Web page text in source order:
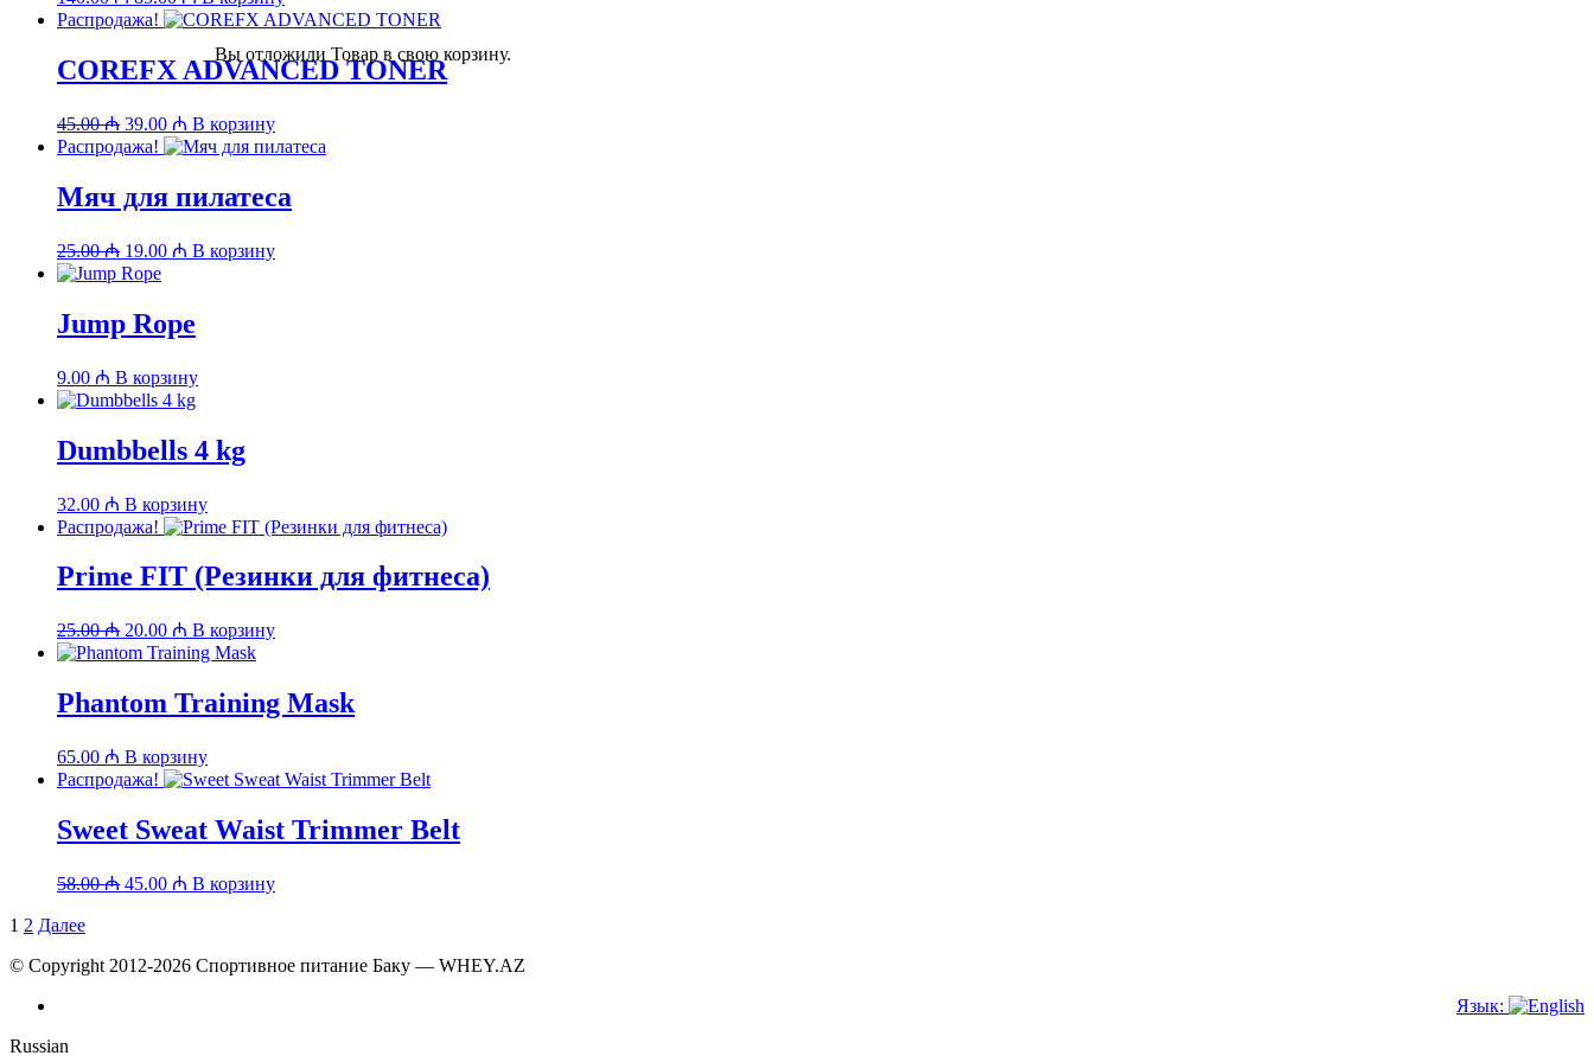
Вы отложили Товар в свою корзину.
цена
составляла
140.00 ₼.
цена:
Распродажа!
COREFX ADVANCED TONER
45.00₼ Первоначальная
цена
составляла
39.00 ₼ Текущая
цена:
В корзину
Распродажа!
Мяч для пилатеса
25.00₼ Первоначальная
цена
составляла
25.00 ₼.
19.00 ₼ Текущая
цена:
В корзину
Jump Rope
9.00 ₼ В корзину
Dumbbells 4 kg
32.00 ₼ В корзину
Распродажа!
Prime FIT (Резинки для фитнеса)
25.00₼ Первоначальная
цена
составляла
25.00 ₼.
20.00 ₼ Текущая
цена:
В корзину
Phantom Training Mask
65.00 ₼ В корзину
Распродажа!
Sweet Sweat Waist Trimmer Belt
58.00₼ Первоначальная
45.00 ₼ Текущая
цена:
В корзину
Пагинация
записей
1 2 Далее
© Copyright 2012-2026 Спортивное питание Баку — WHEY.AZ
Язык:
Russian